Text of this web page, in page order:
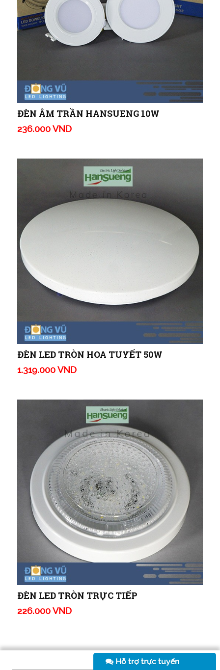
ĐÈN ÂM TRẦN HANSUENG 10W
236.000 VND
ĐÈN LED TRÒN HOA TUYẾT 50W
1.319.000 VND
ĐÈN LED TRÒN TRỰC TIẾP
226.000 VND
Hỗ trợ trực tuyến